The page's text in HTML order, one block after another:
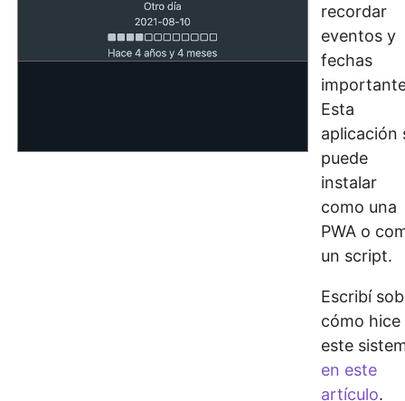
recordar
eventos y
fechas
Esta
aplicación
puede
instalar
como una
PWA o
un script.
Escribí
cómo hice
este
en este
artículo.